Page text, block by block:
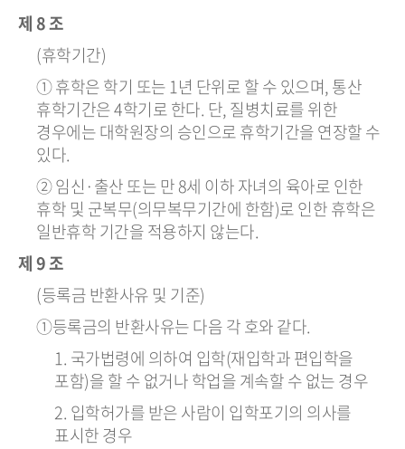
제 8 조
(휴학기간)
① 휴학은 학기 또는 1년 단위로 할 수 있으며, 통산
휴학기간은 4학기로 한다. 단, 질병치료를 위한
경우에는 대학원장의 승인으로 휴학기간을 연장할 수
있다.
② 임신·출산 또는 만 8세 이하 자녀의 육아로 인한
휴학 및 군복무(의무복무기간에 한함)로 인한 휴학은
일반휴학 기간을 적용하지 않는다.
제 9 조
(등록금 반환사유 및 기준)
①등록금의 반환사유는 다음 각 호와 같다.
1. 국가법령에 의하여 입학(재입학과 편입학을
포함)을 할 수 없거나 학업을 계속할 수 없는 경우
2. 입학허가를 받은 사람이 입학포기의 의사를
표시한 경우